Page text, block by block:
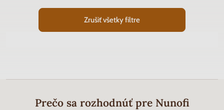
Zrušiť všetky filtre
Prečo sa rozhodnúť pre Nunofi